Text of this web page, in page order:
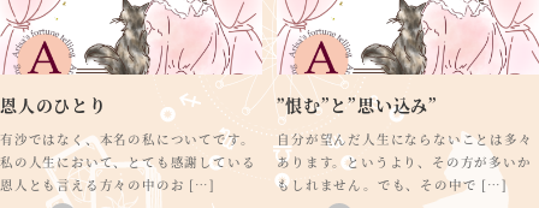
恩人のひとり
有沙ではなく、本名の私についてです。
私の人生において、とても感謝している
恩人とも言える方々の中のお […]
”恨む”と”思い込み”
自分が望んだ人生にならないことは多々
あります。というより、その方が多いか
もしれません。でも、その中で […]